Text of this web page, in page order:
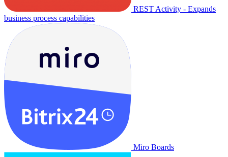
REST Activity - Expands
business process capabilities
Miro Boards